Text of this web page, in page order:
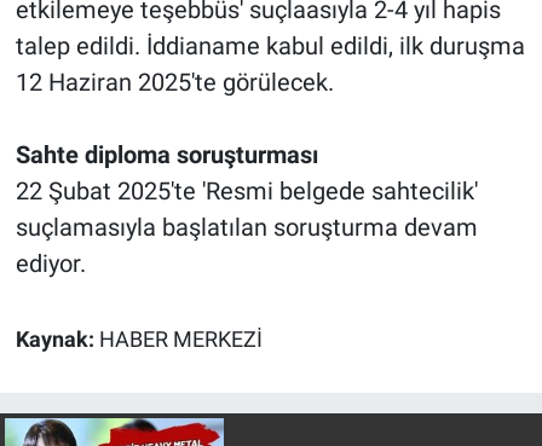
etkilemeye teşebbüs' suçlaasıyla 2-4 yıl hapis
talep edildi. İddianame kabul edildi, ilk duruşma
12 Haziran 2025'te görülecek.
Sahte diploma soruşturması
22 Şubat 2025'te 'Resmi belgede sahtecilik'
suçlamasıyla başlatılan soruşturma devam
ediyor.
Kaynak: HABER MERKEZİ